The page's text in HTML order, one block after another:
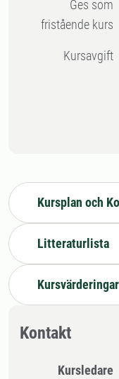
Ges som
fristående kurs
Kursavgift
Kursplan och
Litteraturlista
Kursvärderingar
Kontakt
Kursledare